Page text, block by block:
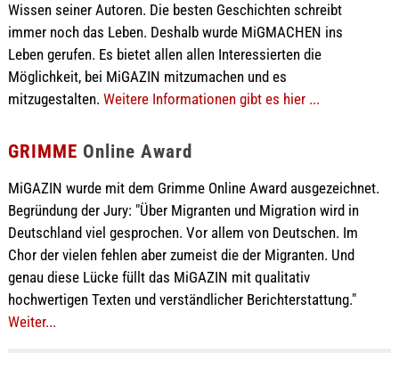
Wissen seiner Autoren. Die besten Geschichten schreibt
immer noch das Leben. Deshalb wurde MiGMACHEN ins
Leben gerufen. Es bietet allen allen Interessierten die
Möglichkeit, bei MiGAZIN mitzumachen und es
mitzugestalten. Weitere Informationen gibt es hier ...
GRIMME Online Award
MiGAZIN wurde mit dem Grimme Online Award ausgezeichnet.
Begründung der Jury: "Über Migranten und Migration wird in
Deutschland viel gesprochen. Vor allem von Deutschen. Im
Chor der vielen fehlen aber zumeist die der Migranten. Und
genau diese Lücke füllt das MiGAZIN mit qualitativ
hochwertigen Texten und verständlicher Berichterstattung."
Weiter...